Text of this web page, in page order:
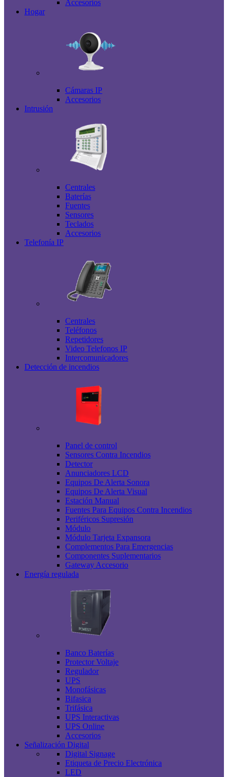
Accesorios
Hogar
Cámaras IP
Accesorios
Intrusión
Centrales
Baterías
Fuentes
Sensores
Teclados
Accesorios
Telefonía IP
Centrales
Teléfonos
Repetidores
Video Telefonos IP
Intercomunicadores
Detección de incendios
Panel de control
Sensores Contra Incendios
Detector
Anunciadores LCD
Equipos De Alerta Sonora
Equipos De Alerta Visual
Estación Manual
Fuentes Para Equipos Contra Incendios
Periféricos Supresión
Módulo
Módulo Tarjeta Expansora
Complementos Para Emergencias
Componentes Suplementarios
Gateway Accesorio
Energía regulada
Banco Baterías
Protector Voltaje
Regulador
UPS
Monofásicas
Bifasica
Trifásica
UPS Interactivas
UPS Online
Accesorios
Señalización Digital
Digital Signage
Etiqueta de Precio Electrónica
LED